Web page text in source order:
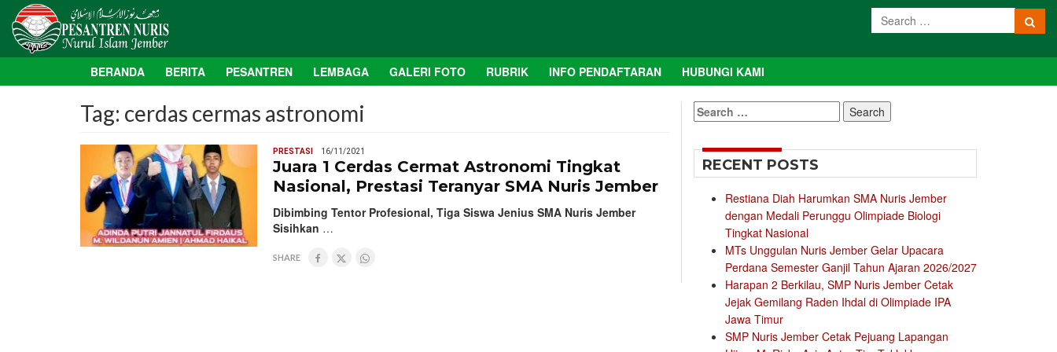
BERANDA BERITA PESANTREN LEMBAGA GALERI FOTO RUBRIK INFO PENDAFTARAN HUBUNGI KAMI
Tag: cerdas cermas astronomi
PRESTASI 16/11/2021
Juara 1 Cerdas Cermat Astronomi Tingkat
Nasional, Prestasi Teranyar SMA Nuris Jember
Dibimbing Tentor Profesional, Tiga Siswa Jenius SMA Nuris Jember
Sisihkan …
SHARE
Search
for:
RECENT POSTS
Restiana Diah Harumkan SMA Nuris Jember
dengan Medali Perunggu Olimpiade Biologi
Tingkat Nasional
MTs Unggulan Nuris Jember Gelar Upacara
Perdana Semester Ganjil Tahun Ajaran 2026/2027
Harapan 2 Berkilau, SMP Nuris Jember Cetak
Jejak Gemilang Raden Ihdal di Olimpiade IPA
Jawa Timur
SMP Nuris Jember Cetak Pejuang Lapangan